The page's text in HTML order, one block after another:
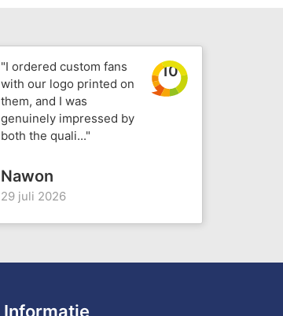
"I ordered custom fans
with our logo printed on
them, and I was
genuinely impressed by
both the quali..."
10
Nawon
29 juli 2026
Informatie